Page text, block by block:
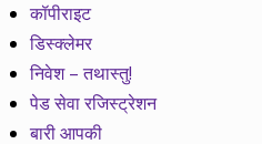
कॉपीराइट
डिस्क्लेमर
निवेश – तथास्तु!
पेड सेवा रजिस्ट्रेशन
बारी आपकी